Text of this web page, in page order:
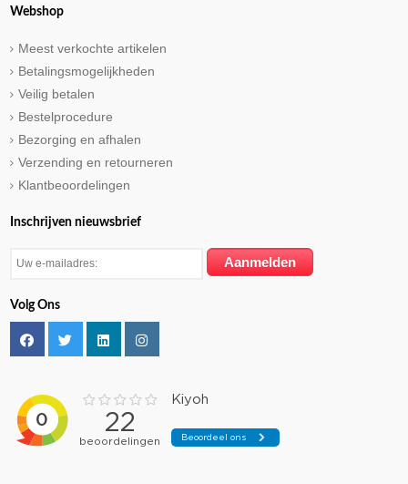
Webshop
Meest verkochte artikelen
Betalingsmogelijkheden
Veilig betalen
Bestelprocedure
Bezorging en afhalen
Verzending en retourneren
Klantbeoordelingen
Inschrijven nieuwsbrief
Volg Ons